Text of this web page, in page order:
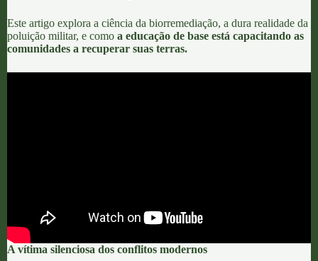
Este artigo explora a ciência da biorremediação, a dura realidade da
poluição militar, e como a educação de base está capacitando as
comunidades a recuperar suas terras.
A vítima silenciosa dos conflitos modernos